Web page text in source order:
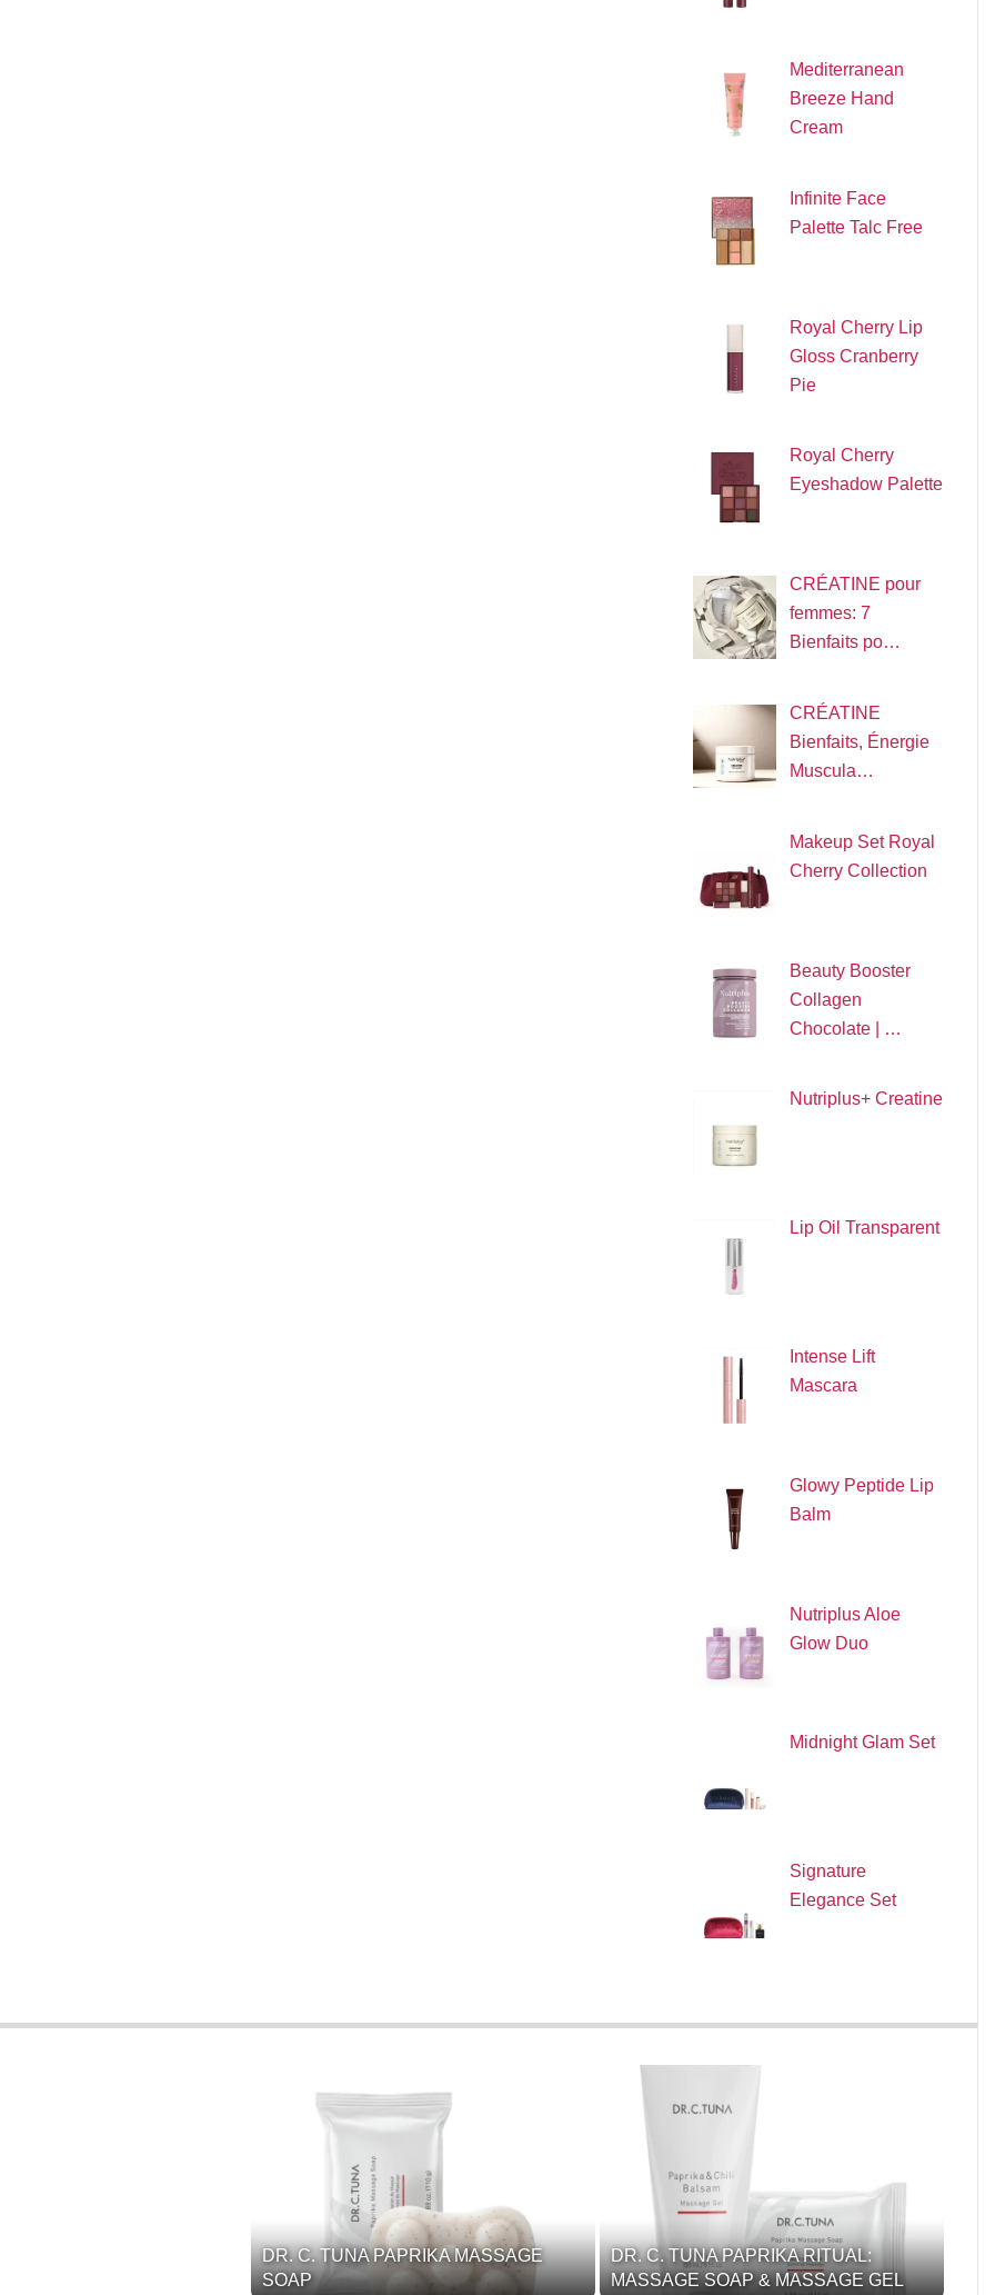
Mediterranean
Breeze Hand
Cream
Infinite Face
Palette Talc Free
Royal Cherry Lip
Gloss Cranberry
Pie
Royal Cherry
Eyeshadow Palette
CRÉATINE pour
femmes: 7
Bienfaits po…
CRÉATINE
Bienfaits, Énergie
Muscula…
Makeup Set Royal
Cherry Collection
Beauty Booster
Collagen
Chocolate | …
Nutriplus+ Creatine
Lip Oil Transparent
Intense Lift
Mascara
Glowy Peptide Lip
Balm
Nutriplus Aloe
Glow Duo
Midnight Glam Set
Signature
Elegance Set
DR. C. TUNA PAPRIKA MASSAGE
SOAP
DR. C. TUNA PAPRIKA RITUAL:
MASSAGE SOAP & MASSAGE GEL